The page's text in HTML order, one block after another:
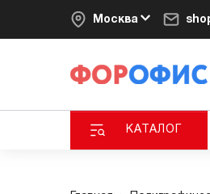
Москва
КАТАЛОГ